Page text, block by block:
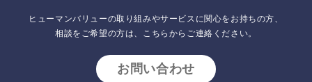
ヒューマンバリューの取り組みやサービスに関心をお持ちの方、
相談をご希望の方は、こちらからご連絡ください。
お問い合わせ